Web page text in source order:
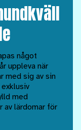
något
uppleva när
med sig av sin
med
av lärdomar för